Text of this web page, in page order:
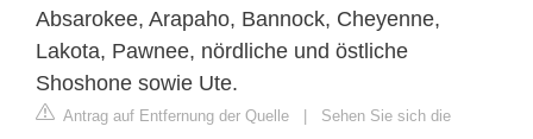
Absarokee, Arapaho, Bannock, Cheyenne,
Lakota, Pawnee, nördliche und östliche
Shoshone sowie Ute.
Antrag auf Entfernung der Quelle | Sehen Sie sich die